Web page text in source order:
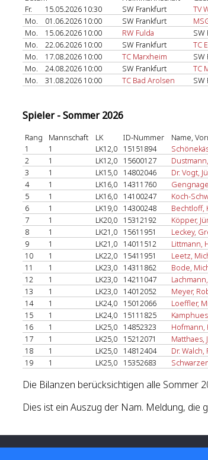
Fr.
15.05.2026 10:30 SW Frankfurt TV
Mo.
01.06.2026 10:00 SW Frankfurt
Mo.
15.06.2026 10:00 RW Fulda SW
Mo.
22.06.2026 10:00 SW Frankfurt TC
Mo.
17.08.2026 10:00 TC Marxheim SW
Mo.
24.08.2026 10:00 SW Frankfurt TC
Mo.
31.08.2026 10:00 TC Bad Arolsen SW
Spieler - Sommer 2026
Rang Mannschaft LK ID-Nummer Name,
1
1 LK12,0 15151894
2
1 LK12,0 15600127
3
1 LK15,0 14802046 Dr. Vogt,
4
1 LK16,0 14311760
5
1 LK16,0 14100247 Koch-
6
1 LK19,0 14300248 Bechtloff,
7
1 LK20,0 15312192 Köpper,
8
1 LK21,0 15611951 Leckey,
9
1 LK21,0 14011512 Littmann,
10
1 LK22,0 15411951 Leetz,
11
1 LK23,0 14311862 Bode,
12
1 LK23,0 14211047
13
1 LK23,0 14012052 Meyer,
14
1 LK24,0 15012066 Loeffler,
15
1 LK24,0 15111825
16
1 LK25,0 14852323 Hofmann,
17
1 LK25,0 15212071 Matthaes,
18
1 LK25,0 14812404 Dr. Walch,
19
1 LK25,0 15352683
Die Bilanzen berücksichtigen alle Sommer
Dies ist ein Auszug der Nam. Meldung, die